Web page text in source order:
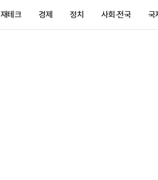
재테크 경제 정치 사회·전국 국